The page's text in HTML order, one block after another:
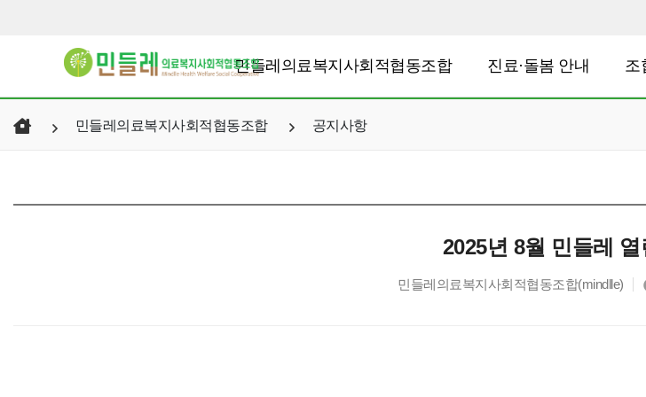
민들레의료복지사회적협동조합 진료·돌봄 안내 조
민들레의료복지사회적협동조합 공지사항
2025년 8월 민들레 열
민들레의료복지사회적협동조합(mindlle)